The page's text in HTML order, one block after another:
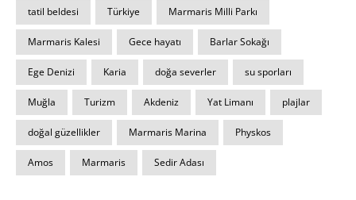
tatil beldesi Türkiye Marmaris Milli Parkı
Marmaris Kalesi Gece hayatı Barlar Sokağı
Ege Denizi Karia doğa severler su sporları
Muğla Turizm Akdeniz Yat Limanı plajlar
doğal güzellikler Marmaris Marina Physkos
Amos Marmaris Sedir Adası